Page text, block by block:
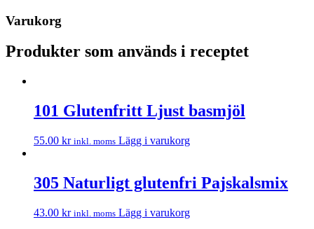
Varukorg
Produkter som används i receptet
101 Glutenfritt Ljust basmjöl
55.00 kr inkl. moms Lägg i varukorg
305 Naturligt glutenfri Pajskalsmix
43.00 kr inkl. moms Lägg i varukorg